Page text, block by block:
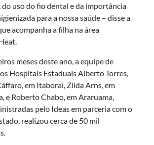
uso do fio dental e da importância
para a nossa saúde – disse a
acompanha a filha na área
meses deste ano, a equipe de
Hospitais Estaduais Alberto Torres,
em Itaboraí, Zilda Arns, em
e Roberto Chabo, em Araruama,
pelo Ideas em parceria com o
realizou cerca de 50 mil